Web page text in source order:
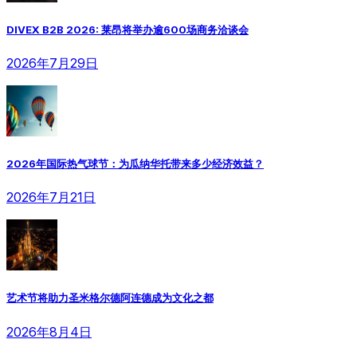
DIVEX B2B 2026: 莱昂将举办逾600场商务洽谈会
2026年7月29日
2026年国际热气球节：为瓜纳华托带来多少经济效益？
2026年7月21日
艺术节将助力圣米格尔德阿连德成为文化之都
2026年8月4日